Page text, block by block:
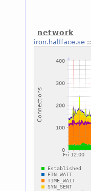
network
iron.halfface.se::